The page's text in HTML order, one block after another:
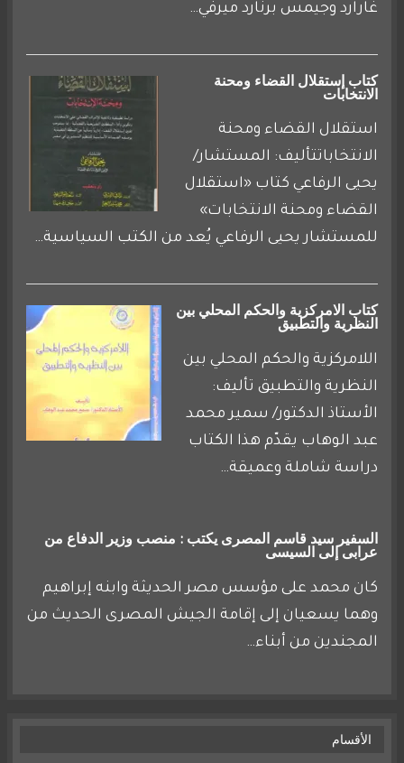
غارارد وجيمس برنارد ميرفي…
كتاب إستقلال القضاء ومحنة
الانتخابات
استقلال القضاء ومحنة
الانتخاباتتأليف: المستشار/
يحيى الرفاعي كتاب «استقلال
القضاء ومحنة الانتخابات»
للمستشار يحيى الرفاعي يُعد من الكتب السياسية…
كتاب الامركزية والحكم المحلي بين
النظرية والتطبيق
اللامركزية والحكم المحلي بين
النظرية والتطبيق تأليف:
الأستاذ الدكتور/ سمير محمد
عبد الوهاب يقدّم هذا الكتاب
دراسة شاملة وعميقة…
السفير سيد قاسم المصرى يكتب : منصب وزير الدفاع من
عرابى إلى السيسى
كان محمد على مؤسس مصر الحديثة وابنه إبراهيم
وهما يسعيان إلى إقامة الجيش المصرى الحديث من
المجندين من أبناء…
الأقسام